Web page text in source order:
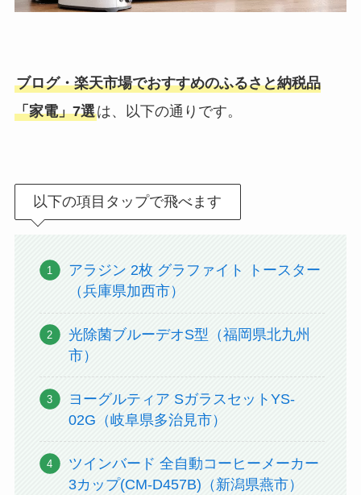
ブログ・楽天市場でおすすめのふるさと納税品
「家電」7選は、以下の通りです。
以下の項目タップで飛べます
アラジン 2枚 グラファイト トースター
（兵庫県加西市）
光除菌ブルーデオS型（福岡県北九州
市）
ヨーグルティア SガラスセットYS-
02G（岐阜県多治見市）
ツインバード 全自動コーヒーメーカー
3カップ(CM-D457B)（新潟県燕市）